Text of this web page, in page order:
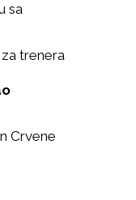
sa
trenera
Crvene